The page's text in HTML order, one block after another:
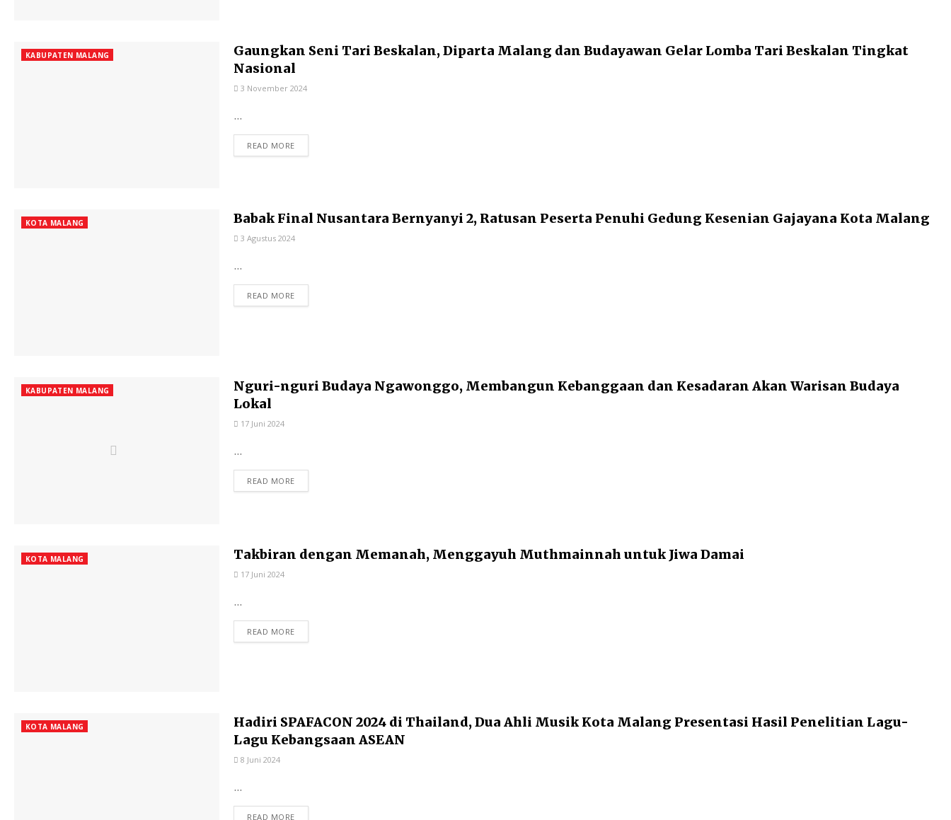
KABUPATEN MALANG
Gaungkan Seni Tari Beskalan, Diparta Malang dan Budayawan Gelar Lomba Tari Beskalan Tingkat
Nasional
3 November 2024
...
READ MORE
KOTA MALANG Babak Final Nusantara Bernyanyi 2, Ratusan Peserta Penuhi Gedung Kesenian Gajayana Kota Malang
3 Agustus 2024
...
READ MORE
KABUPATEN MALANG
Nguri-nguri Budaya Ngawonggo, Membangun Kebanggaan dan Kesadaran Akan Warisan Budaya
Lokal
17 Juni 2024
...
READ MORE
KOTA MALANG Takbiran dengan Memanah, Menggayuh Muthmainnah untuk Jiwa Damai
17 Juni 2024
...
READ MORE
KOTA MALANG
Hadiri SPAFACON 2024 di Thailand, Dua Ahli Musik Kota Malang Presentasi Hasil Penelitian Lagu-
Lagu Kebangsaan ASEAN
8 Juni 2024
...
READ MORE